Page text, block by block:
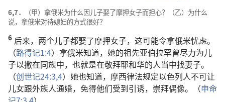
6,7．
（甲）拿俄米为什么因儿子娶了摩押女子而担心？（乙）为什么
说，拿俄米对待媳妇的方式很好？
6 后来，两个儿子都娶了摩押女子，这可能令拿俄米忧虑。
（路得记1:4）拿俄米知道，她的祖先亚伯拉罕曾尽力为儿
子以撒在同族中，也就是在敬拜耶和华的人当中找妻子。
（创世记24:3,4）她也知道，摩西律法规定以色列人不可让
儿女跟外族人通婚，免得他们受到引诱，崇拜偶像。（申命